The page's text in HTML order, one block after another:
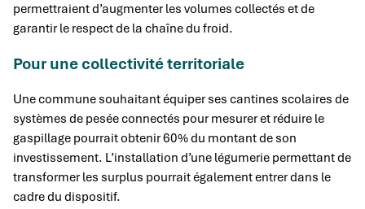
permettraient d’augmenter les volumes collectés et de
garantir le respect de la chaîne du froid.
Pour une collectivité territoriale
Une commune souhaitant équiper ses cantines scolaires de
systèmes de pesée connectés pour mesurer et réduire le
gaspillage pourrait obtenir 60% du montant de son
investissement. L’installation d’une légumerie permettant de
transformer les surplus pourrait également entrer dans le
cadre du dispositif.